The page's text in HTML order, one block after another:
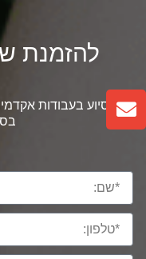
להזמנת
סיוע בעבודות